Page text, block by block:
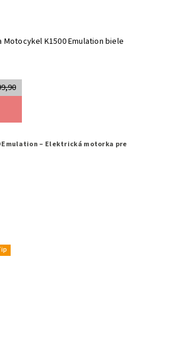
K1500 Emulation biele
Emulation – Elektrická motorka pre